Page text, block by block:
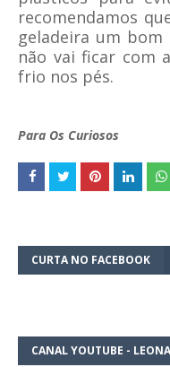
recomendamos
geladeira um bom
não vai ficar com
frio nos pés.
Para Os Curiosos
CURTA NO FACEBOOK
CANAL YOUTUBE -